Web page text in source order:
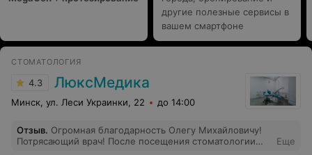
другие полезные сервисы в
вашем смартфоне
СТОМАТОЛОГИЯ
4.3 ЛюксМедика
Минск, ул. Леси Украинки, 22 до 14:00
Отзыв. Огромная благодарность Олегу Михайловичу!
Потрясающий врач! После посещения стоматологии
Еще